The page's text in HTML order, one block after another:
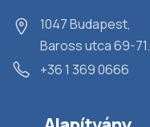
1047 Budapest,
Baross utca 69-71.
+36 1 369 0666